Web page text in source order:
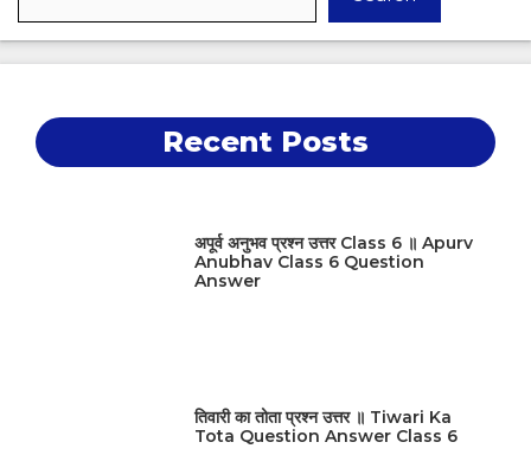
Recent Posts
अपूर्व अनुभव प्रश्न उत्तर Class 6 ॥ Apurv
Anubhav Class 6 Question
Answer
तिवारी का तोता प्रश्न उत्तर ॥ Tiwari Ka
Tota Question Answer Class 6